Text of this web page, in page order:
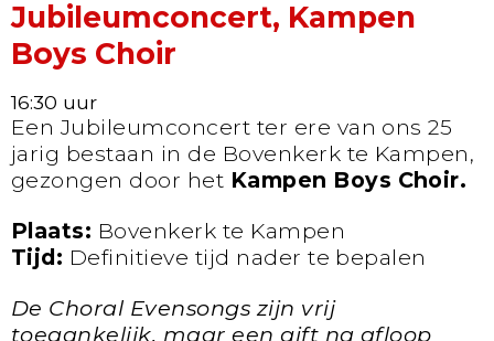
Jubileumconcert, Kampen
Boys Choir
16:30 uur
Een Jubileumconcert ter ere van ons 25
jarig bestaan in de Bovenkerk te Kampen,
gezongen door het Kampen Boys Choir.
Plaats: Bovenkerk te Kampen
Tijd: Definitieve tijd nader te bepalen
De Choral Evensongs zijn vrij
toegankelijk, maar een gift na afloop